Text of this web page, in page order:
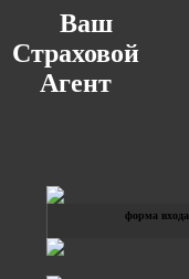
Ваш
Страховой
Агент
форма входа